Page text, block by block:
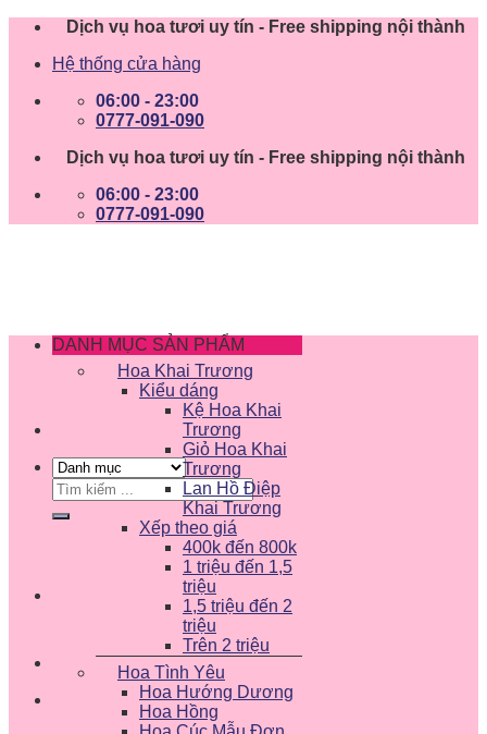
Skip
content
Dịch vụ hoa tươi uy tín - Free shipping nội thành
Hệ thống cửa hàng
06:00 - 23:00
0777-091-090
Dịch vụ hoa tươi uy tín - Free shipping nội thành
06:00 - 23:00
0777-091-090
Tìm
kiếm:
DANH MỤC SẢN PHẨM
Hoa Khai Trương
Kiểu dáng
Kệ Hoa Khai
Trương
Giỏ Hoa Khai
Trương
Lan Hồ Điệp
Khai Trương
Xếp theo giá
400k đến 800k
1 triệu đến 1,5
triệu
1,5 triệu đến 2
triệu
Trên 2 triệu
Hoa Tình Yêu
Hoa Hướng Dương
Hoa Hồng